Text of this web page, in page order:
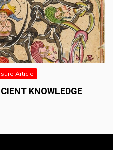
Article
KNOWLEDGE